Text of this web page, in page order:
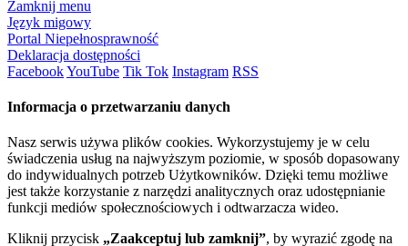
Zamknij menu
Język migowy
Portal Niepełnosprawność
Deklaracja dostępności
FacebookYouTube Tik Tok Instagram RSS
Informacja o przetwarzaniu danych
Nasz serwis używa plików cookies. Wykorzystujemy je w celu
świadczenia usług na najwyższym poziomie, w sposób dopasowany
do indywidualnych potrzeb Użytkowników. Dzięki temu możliwe
jest także korzystanie z narzędzi analitycznych oraz udostępnianie
funkcji mediów społecznościowych i odtwarzacza wideo.
Kliknij przycisk „Zaakceptuj lub zamknij”, by wyrazić zgodę na